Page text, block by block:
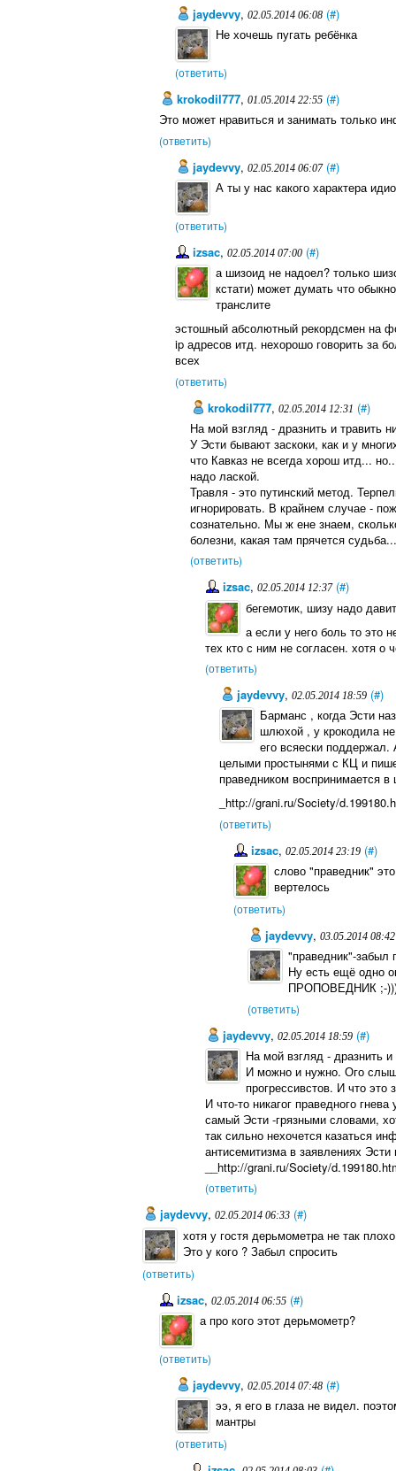
jaydevvy, 02.05.2014 06:08 (#)
Не хочешь пугать ребёнка
(ответить)
krokodil777, 01.05.2014 22:55 (#)
Это может нравиться и занимать только
(ответить)
jaydevvy, 02.05.2014 06:07 (#)
А ты у нас какого характера
(ответить)
izsac, 02.05.2014 07:00 (#)
а шизоид не надоел? только
кстати) может думать что
транслите
эстошный абсолютный рекордсмен на
ip адресов итд. нехорошо говорить за
всех
(ответить)
krokodil777,02.05.2014 12:31 (#)
На мой взгляд - дразнить и травить
У Эсти бывают заскоки, как и у
что Кавказ не всегда хорош итд...
надо лаской.
Травля - это путинский метод.
игнорировать. В крайнем случае -
сознательно. Мы ж ене знаем,
болезни, какая там прячется
(ответить)
izsac, 02.05.2014 12:37 (#)
бегемотик, шизу надо
а если у него боль то это
тех кто с ним не согласен. хотя о
(ответить)
jaydevvy,02.05.2014 18:59 (#)
Барманс , когда Эсти
шлюхой , у крокодила
его всяески поддержал.
целыми простынями с КЦ и
праведником воспринимается
_http://grani.ru/Society/
(ответить)
izsac,02.05.2014 23:19 (#)
слово "праведник"
вертелось
(ответить)
jaydevvy, 03.05.2014 08:42
"праведник"-забыл
Ну есть ещё одно
ПРОПОВЕДНИК ;-
(ответить)
jaydevvy, 02.05.2014 18:59 (#)
На мой взгляд - дразнить и
И можно и нужно. Ого
прогрессивстов. И что это
И что-то никагог праведного
самый Эсти -грязными словами,
так сильно нехочется казаться
антисемитизма в заявлениях
__http://grani.ru/Society/
(ответить)
jaydevvy,02.05.2014 06:33 (#)
хотя у гостя дерьмометра не так
Это у кого ? Забыл спросить
(ответить)
izsac, 02.05.2014 06:55 (#)
а про кого этот дерьмометр?
(ответить)
jaydevvy, 02.05.2014 07:48 (#)
ээ, я его в глаза не видел.
мантры
(ответить)